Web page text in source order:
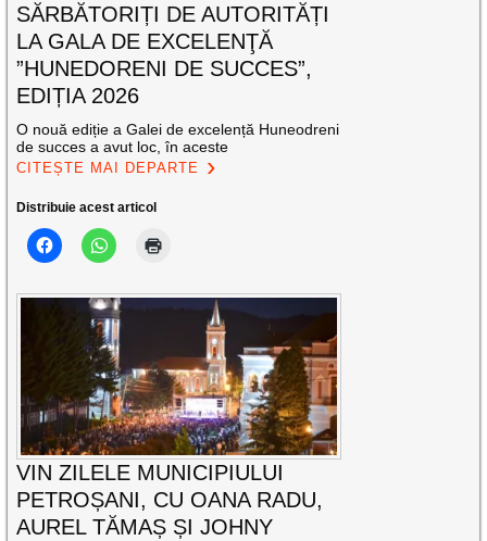
SĂRBĂTORIȚI DE AUTORITĂȚI
LA GALA DE EXCELENŢĂ
”HUNEDORENI DE SUCCES”,
EDIȚIA 2026
O nouă ediție a Galei de excelență Huneodreni
de succes a avut loc, în aceste
CITEȘTE MAI DEPARTE
Distribuie acest articol
VIN ZILELE MUNICIPIULUI
PETROȘANI, CU OANA RADU,
AUREL TĂMAȘ ȘI JOHNY